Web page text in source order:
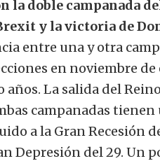
la doble campanada
y la victoria de
entre una y otra
en noviembre de
La salida del
campanadas
a la Gran Recesión
Depresión del 29. Un